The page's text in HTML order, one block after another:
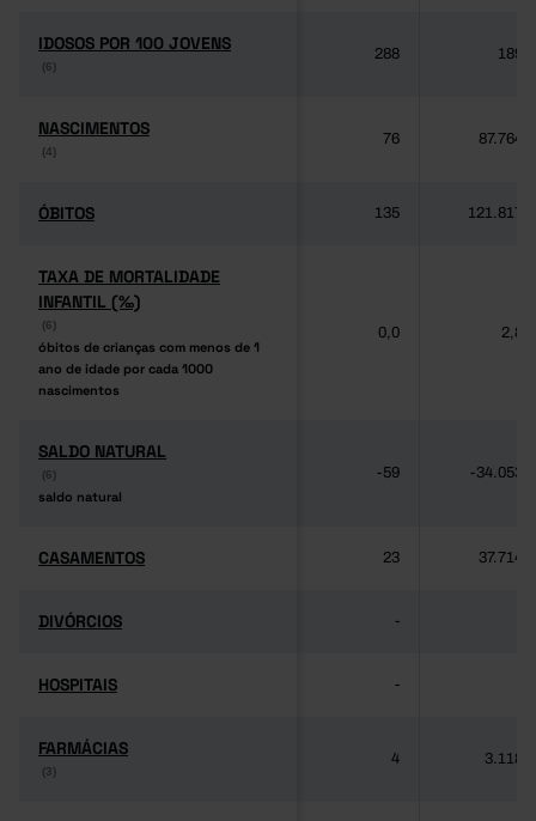
IDOSOS POR 100 JOVENS
(6)
IDOSOS POR 100 JOVENS
(6)
288 189
NASCIMENTOS
(4)
NASCIMENTOS
(4)
76 87.764
ÓBITOS
ÓBITOS 135 121.817
TAXA DE MORTALIDADE
INFANTIL (‰)
(6)
óbitos de crianças com menos de 1
ano de idade por cada 1000
nascimentos
TAXA DE MORTALIDADE
INFANTIL (‰)
(6)
óbitos de crianças com menos de 1
ano de idade por cada 1000
nascimentos
0,0 2,8
SALDO NATURAL
(6)
saldo natural
SALDO NATURAL
(6)
saldo natural
-59 -34.053
CASAMENTOS
CASAMENTOS 23 37.714
DIVÓRCIOS
DIVÓRCIOS -
HOSPITAIS
HOSPITAIS -
FARMÁCIAS
(3)
FARMÁCIAS
(3)
4 3.118